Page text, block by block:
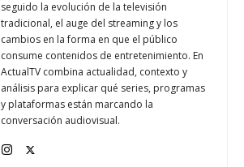
seguido la evolución de la televisión
tradicional, el auge del streaming y los
cambios en la forma en que el público
consume contenidos de entretenimiento. En
ActualTV combina actualidad, contexto y
análisis para explicar qué series, programas
y plataformas están marcando la
conversación audiovisual.